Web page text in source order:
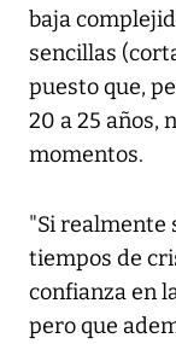
baja
sencillas
puesto que,
20 a 25 años,
momentos.
"Si realmente
tiempos de
confianza en
pero que